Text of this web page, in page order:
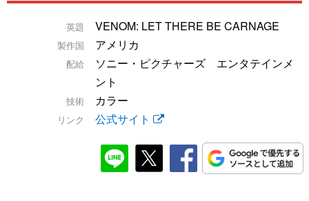
英題 VENOM: LET THERE BE CARNAGE
製作国 アメリカ
配給
ソニー・ピクチャーズ エンタテインメ
ント
技術 カラー
リンク 公式サイト